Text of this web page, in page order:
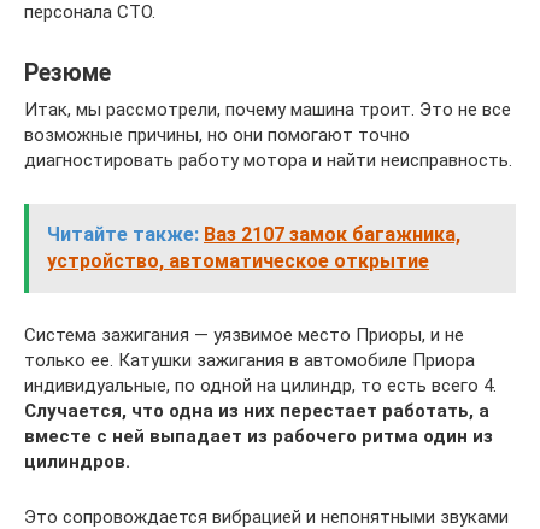
персонала СТО.
Резюме
Итак, мы рассмотрели, почему машина троит. Это не все
возможные причины, но они помогают точно
диагностировать работу мотора и найти неисправность.
Читайте также: Ваз 2107 замок багажника,
устройство, автоматическое открытие
Система зажигания — уязвимое место Приоры, и не
только ее. Катушки зажигания в автомобиле Приора
индивидуальные, по одной на цилиндр, то есть всего 4.
Случается, что одна из них перестает работать, а
вместе с ней выпадает из рабочего ритма один из
цилиндров.
Это сопровождается вибрацией и непонятными звуками